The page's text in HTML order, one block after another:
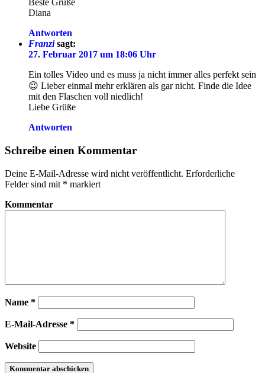
Beste Grüße
Diana
Antworten
Franzi sagt:
27. Februar 2017 um 18:06 Uhr
Ein tolles Video und es muss ja nicht immer alles perfekt sein
😉 Lieber einmal mehr erklären als gar nicht. Finde die Idee
mit den Flaschen voll niedlich!
Liebe Grüße
Antworten
Schreibe einen Kommentar
Deine E-Mail-Adresse wird nicht veröffentlicht. Erforderliche
Felder sind mit * markiert
Kommentar
Name *
E-Mail-Adresse *
Website